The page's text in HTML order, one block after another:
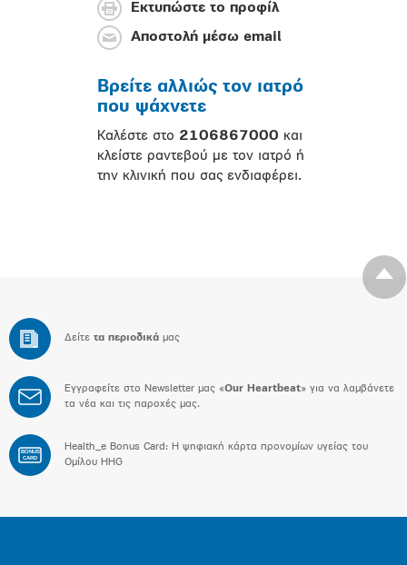
Εκτυπώστε το προφίλ
Αποστολή μέσω email
Βρείτε αλλιώς τον ιατρό
που ψάχνετε
Καλέστε στο 2106867000 και
κλείστε ραντεβού με τον ιατρό ή
την κλινική που σας ενδιαφέρει.
Δείτε τα περιοδικά μας
Εγγραφείτε στο Newsletter μας «Our Heartbeat» για να λαμβάνετε
τα νέα και τις παροχές μας.
BONUS
CARD
Health_e Bonus Card: H ψηφιακή κάρτα προνομίων υγείας του
Ομίλου HHG